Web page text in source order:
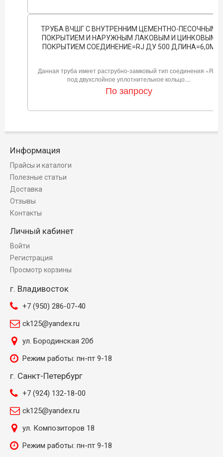
ТРУБА ВЧШГ С ВНУТРЕННИМ ЦЕМЕНТНО-ПЕСОЧНЫМ
ПОКРЫТИЕМ И НАРУЖНЫМ ЛАКОВЫМ И ЦИНКОВЫМ
ПОКРЫТИЕМ СОЕДИНЕНИЕ=RJ ДУ 500 ДЛИНА=6,0М
Данная труба имеет раструбно-замковый тип соединения «RJ»
под двухслойное уплотнительное кольцо....
По запросу
Информация
Прайсы и каталоги
Полезные статьи
Доставка
Отзывы
Контакты
Личный кабинет
Войти
Регистрация
Просмотр корзины
г. Владивосток
+7 (950) 286-07-40
ck125@yandex.ru
ул. Бородинская 20б
Режим работы: пн-пт 9-18
г. Санкт-Петербург
+7 (924) 132-18-00
ck125@yandex.ru
ул. Композиторов 18
Режим работы: пн-пт 9-18